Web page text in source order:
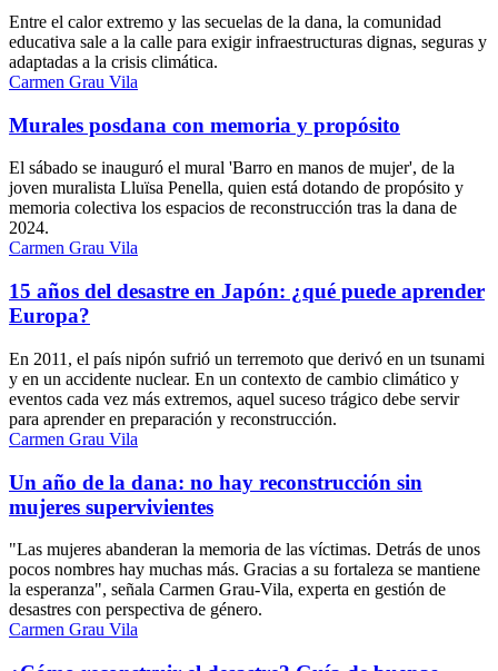
Entre el calor extremo y las secuelas de la dana, la comunidad
educativa sale a la calle para exigir infraestructuras dignas, seguras y
adaptadas a la crisis climática.
Carmen Grau Vila
Murales posdana con memoria y propósito
El sábado se inauguró el mural 'Barro en manos de mujer', de la
joven muralista Lluïsa Penella, quien está dotando de propósito y
memoria colectiva los espacios de reconstrucción tras la dana de
2024.
Carmen Grau Vila
15 años del desastre en Japón: ¿qué puede aprender
Europa?
En 2011, el país nipón sufrió un terremoto que derivó en un tsunami
y en un accidente nuclear. En un contexto de cambio climático y
eventos cada vez más extremos, aquel suceso trágico debe servir
para aprender en preparación y reconstrucción.
Carmen Grau Vila
Un año de la dana: no hay reconstrucción sin
mujeres supervivientes
"Las mujeres abanderan la memoria de las víctimas. Detrás de unos
pocos nombres hay muchas más. Gracias a su fortaleza se mantiene
la esperanza", señala Carmen Grau-Vila, experta en gestión de
desastres con perspectiva de género.
Carmen Grau Vila